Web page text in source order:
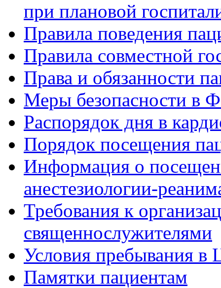
при плановой
Правила поведения
Правила совместной
Права и обязанности
Меры безопасности в
Распорядок дня в
Порядок посещения
Информация о
анестезиологии-
Требования к
священнослужителями
Условия пребывания в
Памятки пациентам